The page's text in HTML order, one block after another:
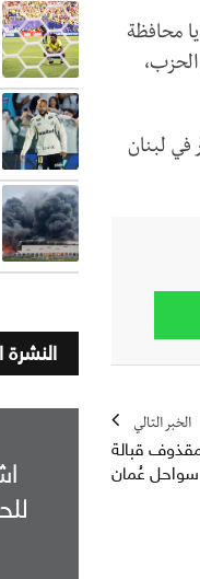
محافظة
في لبنان
الخبر التالي
قبالة
سواحل عُمان
النشرة